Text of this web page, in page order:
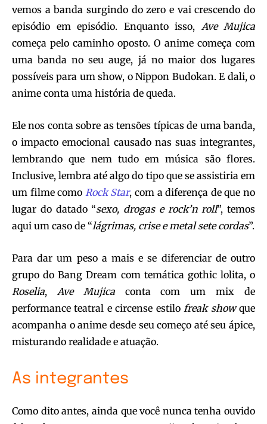
vemos a banda surgindo do zero e vai crescendo do
episódio em episódio. Enquanto isso, Ave Mujica
começa pelo caminho oposto. O anime começa com
uma banda no seu auge, já no maior dos lugares
possíveis para um show, o Nippon Budokan. E dali, o
anime conta uma história de queda.
Ele nos conta sobre as tensões típicas de uma banda,
o impacto emocional causado nas suas integrantes,
lembrando que nem tudo em música são flores.
Inclusive, lembra até algo do tipo que se assistiria em
um filme como Rock Star, com a diferença de que no
lugar do datado “sexo, drogas e rock’n roll”, temos
aqui um caso de “lágrimas, crise e metal sete cordas”.
Para dar um peso a mais e se diferenciar de outro
grupo do Bang Dream com temática gothic lolita, o
Roselia, Ave Mujicaconta com um mix de
performance teatral e circense estilofreak showque
acompanha o anime desde seu começo até seu ápice,
misturando realidade e atuação.
As integrantes
Como dito antes, ainda que você nunca tenha ouvido